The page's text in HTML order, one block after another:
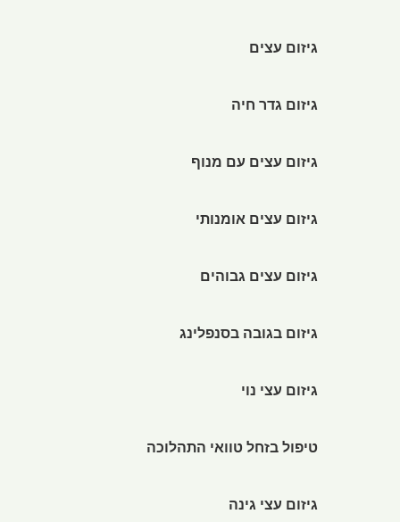
גיזום עצים
גיזום גדר חיה
גיזום עצים עם מנוף
גיזום עצים אומנותי
גיזום עצים גבוהים
גיזום בגובה בסנפלינג
גיזום עצי נוי
טיפול בזחל טוואי התהלוכה
גיזום עצי גינה